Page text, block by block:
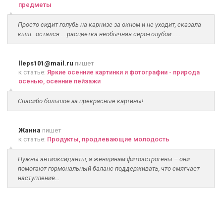
предметы
Просто сидит голубь на карнизе за окном и не уходит, сказала
кыш...остался ... расцветка необычная серо-голубой......
lleps101@mail.ru пишет
к статье: Яркие осенние картинки и фотографии - природа
осенью, осенние пейзажи
Спасибо большое за прекрасные картины!
Жанна пишет
к статье: Продукты, продлевающие молодость
Нужны антиоксиданты, а женщинам фитоэстрогены – они
помогают гормональный баланс поддерживать, что смягчает
наступление...